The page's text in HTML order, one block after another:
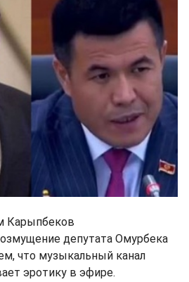
Карыпбеков
депутата Омурбека
что музыкальный канал
эротику в эфире.